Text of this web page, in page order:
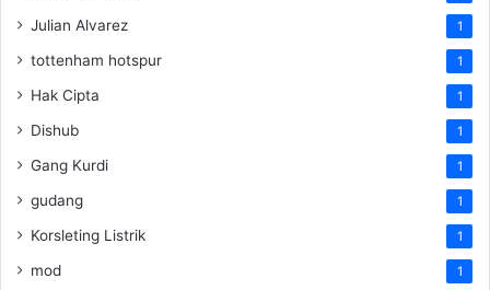
Julian Alvarez 1
tottenham hotspur 1
Hak Cipta 1
Dishub 1
Gang Kurdi 1
gudang 1
Korsleting Listrik 1
mod 1